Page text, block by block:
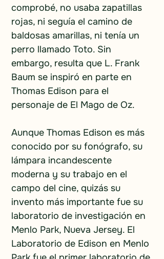
comprobé, no usaba zapatillas
rojas, ni seguía el camino de
baldosas amarillas, ni tenía un
perro llamado Toto. Sin
embargo, resulta que L. Frank
Baum se inspiró en parte en
Thomas Edison para el
personaje de El Mago de Oz.
Aunque Thomas Edison es más
conocido por su fonógrafo, su
lámpara incandescente
moderna y su trabajo en el
campo del cine, quizás su
invento más importante fue su
laboratorio de investigación en
Menlo Park, Nueva Jersey. El
Laboratorio de Edison en Menlo